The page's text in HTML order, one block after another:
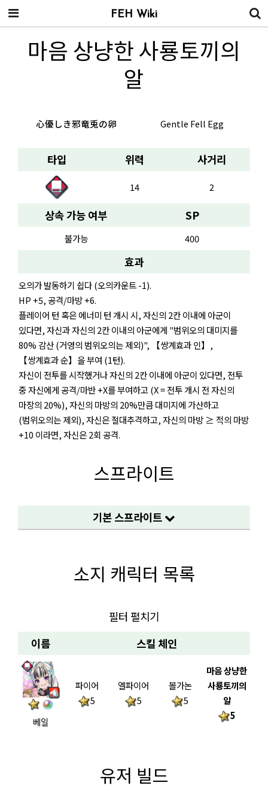
마음 상냥한 사룡토끼의
알
心優しき邪竜兎の卵 Gentle Fell Egg
타입 위력 사거리
14 2
상속 가능 여부 SP
불가능 400
효과
오의가 발동하기 쉽다 (오의카운트 -1).
HP +5, 공격/마방 +6.
플레이어 턴 혹은 에너미 턴 개시 시, 자신의 2칸 이내에 아군이
있다면, 자신과 자신의 2칸 이내의 아군에게 "범위오의 대미지를
80% 감산 (거영의 범위오의는 제외)", 【쌍계효과 인】,
【쌍계효과 순】을 부여 (1턴).
자신이 전투를 시작했거나 자신의 2칸 이내에 아군이 있다면, 전투
중 자신에게 공격/마반 +X를 부여하고 (X = 전투 개시 전 자신의
마장의 20%), 자신의 마방의 20%만큼 대미지에 가산하고
(범위오의는 제외), 자신은 절대추격하고, 자신의 마방 ≥ 적의 마방
+10 이라면, 자신은 2회 공격.
스프라이트
기본 스프라이트
소지 캐릭터 목록
필터 펼치기
이름 스킬 체인
베일
파이어
5
엘파이어
5
볼가논
5
마음 상냥한
사룡토끼의
알
5
유저 빌드
FEH Wiki